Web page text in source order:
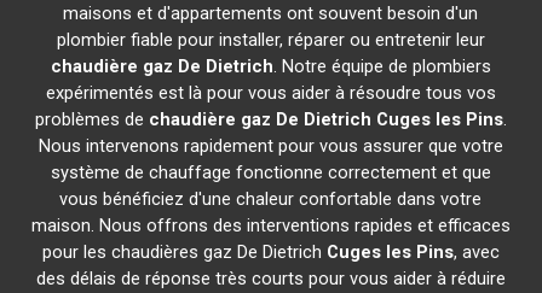
maisons et d'appartements ont souvent besoin d'un
plombier fiable pour installer, réparer ou entretenir leur
chaudière gaz De Dietrich. Notre équipe de plombiers
expérimentés est là pour vous aider à résoudre tous vos
problèmes de chaudière gaz De Dietrich Cuges les Pins.
Nous intervenons rapidement pour vous assurer que votre
système de chauffage fonctionne correctement et que
vous bénéficiez d'une chaleur confortable dans votre
maison. Nous offrons des interventions rapides et efficaces
pour les chaudières gaz De Dietrich Cuges les Pins, avec
des délais de réponse très courts pour vous aider à réduire